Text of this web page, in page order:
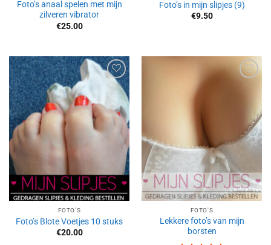
Foto’s anaal spelen met mijn
zilveren vibrator
€25.00
Foto’s in mijn slipjes (9)
€9.50
verlanglijst
toevoegen
FOTO'S
Foto’s Blote Voetjes 10 stuks
€20.00
FOTO'S
Lekkere foto’s van mijn
borsten